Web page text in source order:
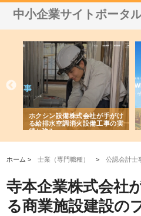
中小企業サイトポータ
ホクシン設備株式会社が手がけ
る給排水空調消火設備工事の実
績と強み
ホーム >士業（専門職種） >公認会計士
寺本企業株式会社
る商業施設建設の